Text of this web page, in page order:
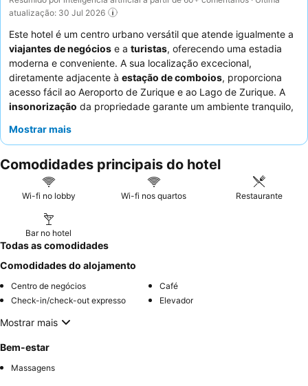
atualização: 30 Jul 2026
Este hotel é um centro urbano versátil que atende igualmente a
viajantes de negócios e a turistas, oferecendo uma estadia
moderna e conveniente. A sua localização excecional,
diretamente adjacente à estação de comboios, proporciona
acesso fácil ao Aeroporto de Zurique e ao Lago de Zurique. A
insonorização da propriedade garante um ambiente tranquilo,
para quem chega de carro. Os hóspedes elogiam
e as ofertas excelentes e deliciosas do restaurante do hotel.
Para uma experiência verdadeiramente relaxante, considere
descontrair no moderno
terraço no último piso
Mostrar mais
Comodidades principais do hotel
Wi-fi no lobby Wi-fi nos quartos Restaurante
Bar no hotel
Todas as comodidades
Comodidades do alojamento
Centro de negócios
Café
Check-in/check-out expresso
Elevador
Mostrar mais
Bem-estar
Massagens